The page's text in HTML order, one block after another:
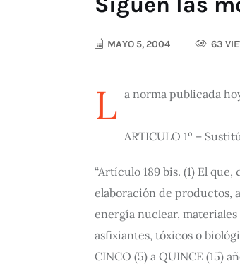
MAYO 5, 2004 63
L a norma publicada
ARTICULO 1º –
“Artículo 189 bis. (1) El
elaboración de productos,
energía nuclear,
asfixiantes, tóxicos o
CINCO (5) a QUINCE (15)